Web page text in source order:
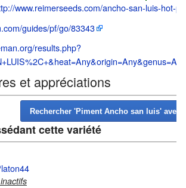
www.reimerseeds.com/ancho-san-luis-hot-
guides/pf/go/83343
results.php?
et appréciations
cette variété